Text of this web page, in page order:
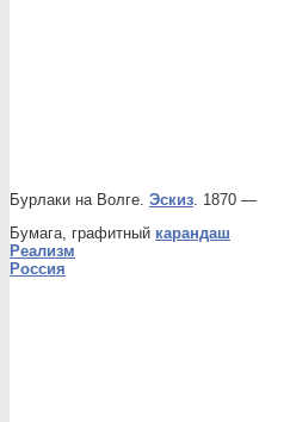
Бурлаки на Волге. Эскиз. 1870 —
Бумага, графитный карандаш
Реализм
Россия